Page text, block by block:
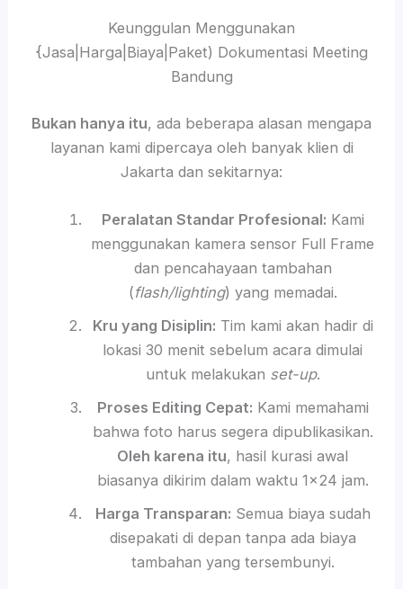
Keunggulan Menggunakan
{Jasa|Harga|Biaya|Paket) Dokumentasi Meeting
Bandung
Bukan hanya itu, ada beberapa alasan mengapa
layanan kami dipercaya oleh banyak klien di
Jakarta dan sekitarnya:
Peralatan Standar Profesional: Kami
menggunakan kamera sensor Full Frame
dan pencahayaan tambahan
(flash/lighting) yang memadai.
Kru yang Disiplin: Tim kami akan hadir di
lokasi 30 menit sebelum acara dimulai
untuk melakukan set-up.
Proses Editing Cepat: Kami memahami
bahwa foto harus segera dipublikasikan.
Oleh karena itu, hasil kurasi awal
biasanya dikirim dalam waktu 1×24 jam.
Harga Transparan: Semua biaya sudah
disepakati di depan tanpa ada biaya
tambahan yang tersembunyi.